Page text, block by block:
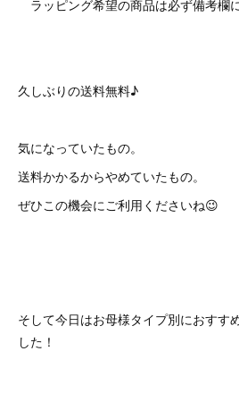
ラッピング希望の商品は必ず備考欄
久しぶりの送料無料♪
気になっていたもの。
送料かかるからやめていたもの。
ぜひこの機会にご利用くださいね😉
そして今日はお母様タイプ別におすす
した！